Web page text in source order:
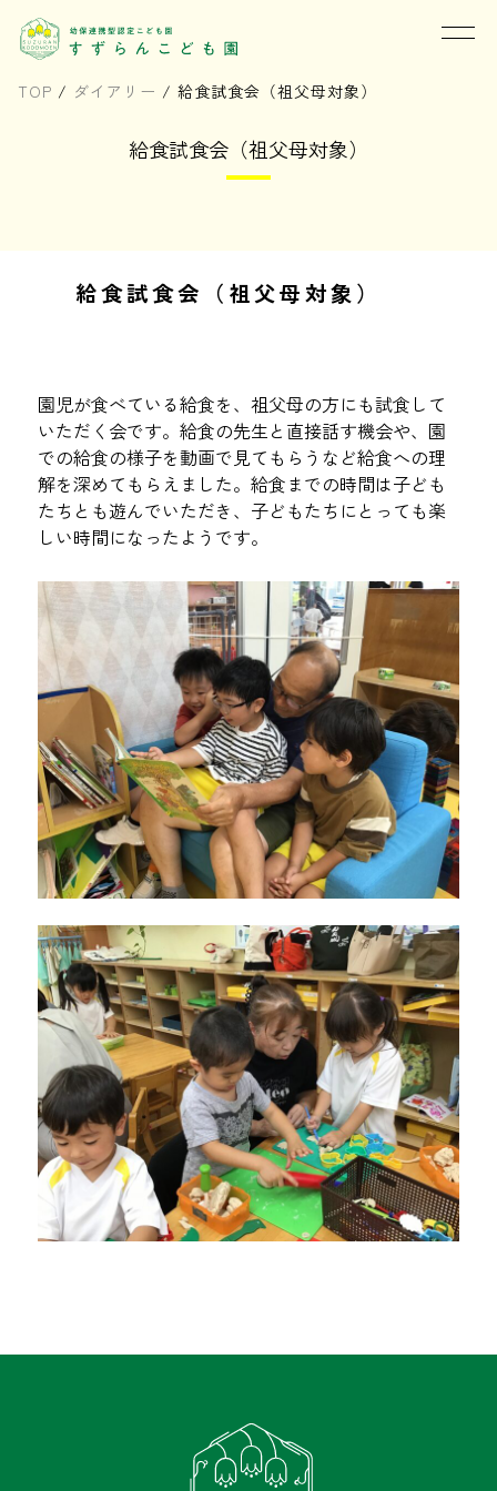
TOP / ダイアリー / 給食試食会（祖父母対象）
給食試食会（祖父母対象）
給食試食会（祖父母対象）
園児が食べている給食を、祖父母の方にも試食して
いただく会です。給食の先生と直接話す機会や、園
での給食の様子を動画で見てもらうなど給食への理
解を深めてもらえました。給食までの時間は子ども
たちとも遊んでいただき、子どもたちにとっても楽
しい時間になったようです。